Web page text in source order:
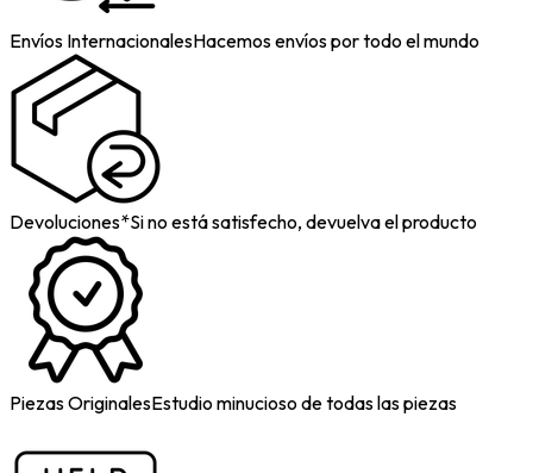
Envíos InternacionalesHacemos envíos por todo el mundo
Devoluciones*Si no está satisfecho, devuelva el producto
Piezas OriginalesEstudio minucioso de todas las piezas